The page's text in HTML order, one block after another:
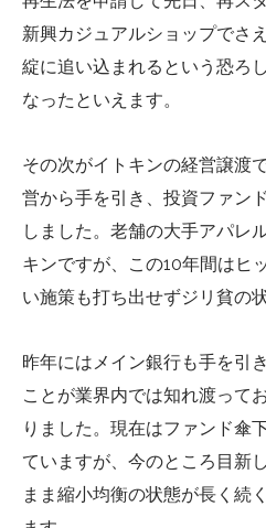
新興カジュアルショップでさ
綻に追い込まれるという恐ろ
なったといえます。
その次がイトキンの経営譲渡
営から手を引き、投資ファン
しました。老舗の大手アパレ
キンですが、この10年間はヒ
い施策も打ち出せずジリ貧の
昨年にはメイン銀行も手を引
ことが業界内では知れ渡って
りました。現在はファンド傘
ていますが、今のところ目新
まま縮小均衡の状態が長く続